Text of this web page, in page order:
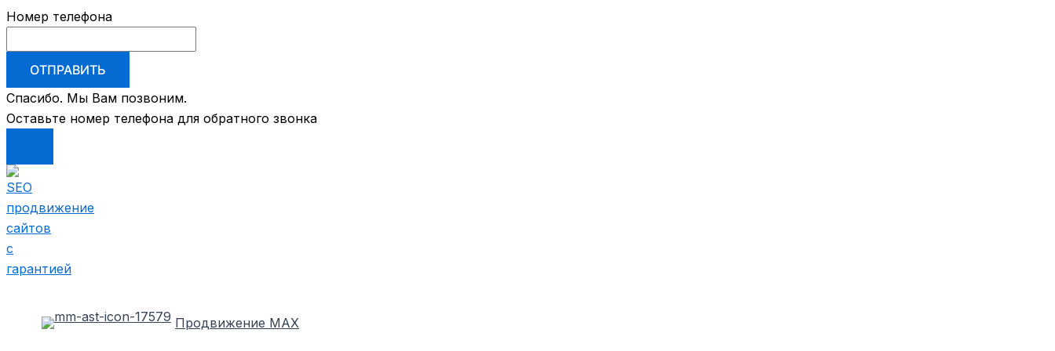
Номер телефона
ОТПРАВИТЬ
Спасибо. Мы Вам позвоним.
Оставьте номер телефона для обратного звонка
Перейти
к
содержимому
Продвижение MAX